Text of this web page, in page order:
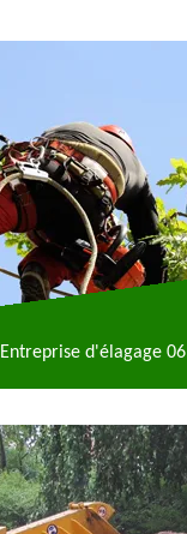
Entreprise d'élagage 06